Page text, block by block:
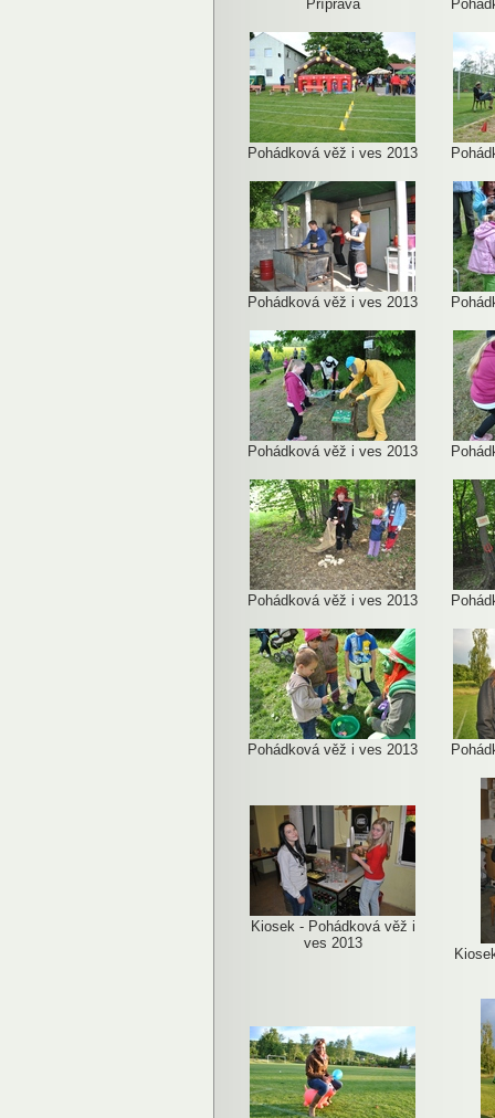
Příprava
Pohádková věž i ves 2013
Pohádková věž i ves 2013
Pohádková věž i ves 2013
Pohádková věž i ves 2013
Pohádková věž i ves 2013
Kiosek - Pohádková věž i
ves 2013